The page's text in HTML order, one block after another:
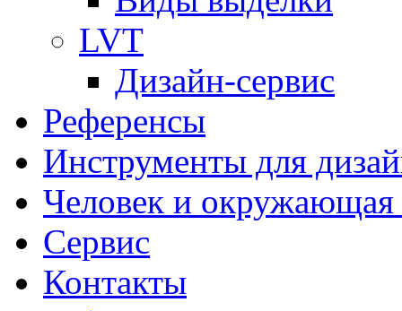
LVT
Дизайн-сервис
Референсы
Инструменты для
Человек и окружающая
Сервис
Контакты